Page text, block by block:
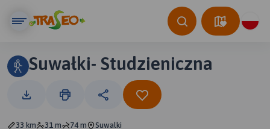
Suwałki- Studzieniczna
33 km 31 m 74 m Suwalki